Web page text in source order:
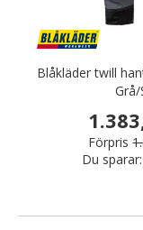
Blåkläder twill
Förpris
Du sparar: